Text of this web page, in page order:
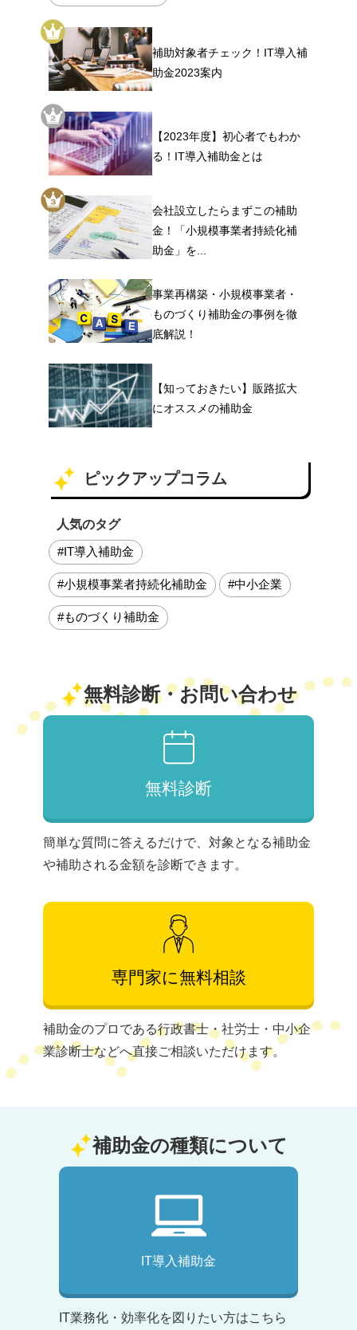
補助対象者チェック！IT導入補
助金2023案内
【2023年度】初心者でもわか
る！IT導入補助金とは
会社設立したらまずこの補助
金！「小規模事業者持続化補
助金」を...
事業再構築・小規模事業者・
ものづくり補助金の事例を徹
底解説！
【知っておきたい】販路拡大
にオススメの補助金
ピックアップコラム
人気のタグ
#IT導入補助金
#小規模事業者持続化補助金 #中小企業
#ものづくり補助金
無料診断・お問い合わせ
無料診断
簡単な質問に答えるだけで、対象となる補助金
や補助される金額を診断できます。
専門家に無料相談
補助金のプロである行政書士・社労士・中小企
業診断士などへ直接ご相談いただけます。
補助金の種類について
IT導入補助金
IT業務化・効率化を図りたい方はこちら